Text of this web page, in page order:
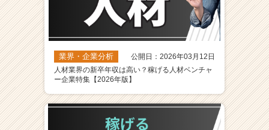
業界・企業分析
公開日：2026年03月12日
人材業界の新卒年収は高い？稼げる人材ベンチャ
ー企業特集【2026年版】